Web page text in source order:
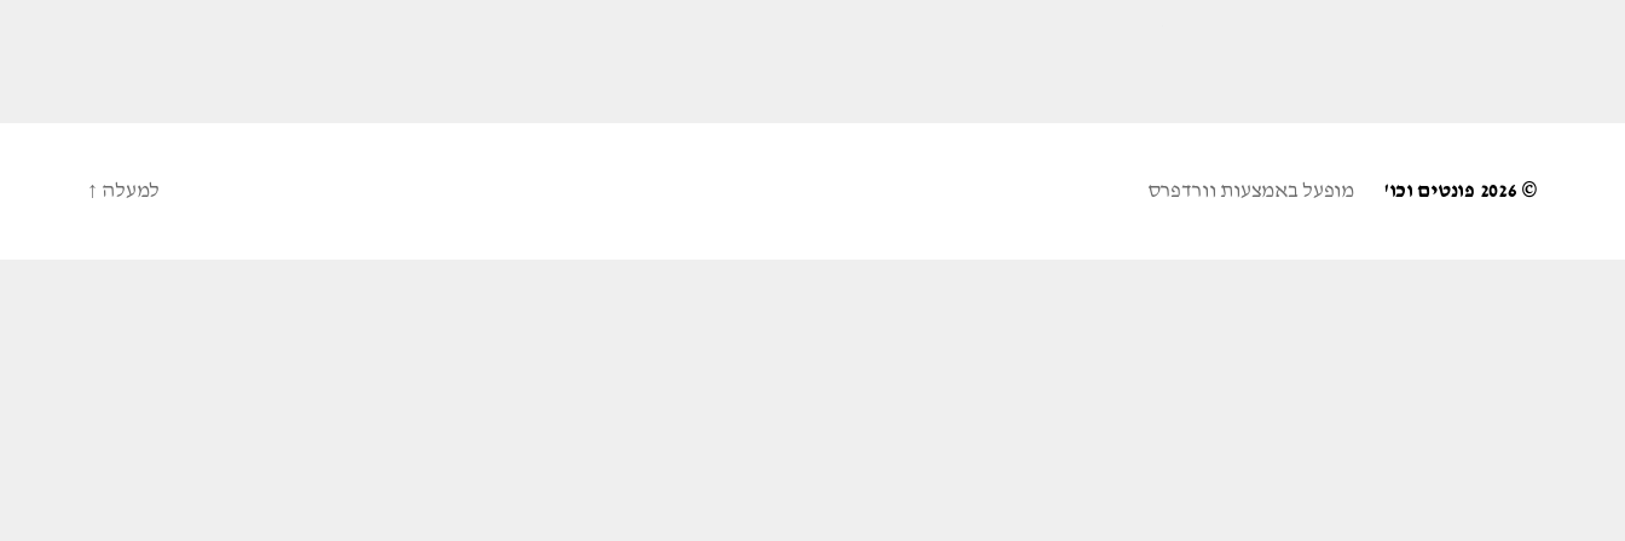
© 2026 פונטים וכו' מופעל באמצעות וורדפרס למעלה ↑